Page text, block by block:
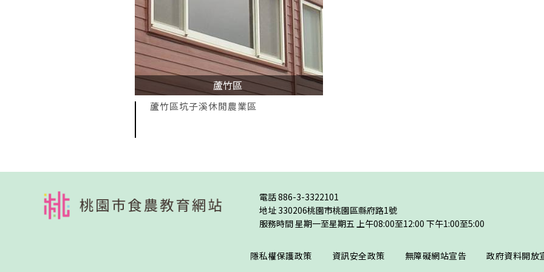
蘆竹區
蘆竹區坑子溪休閒農業區
電話886-3-3322101
地址330206桃園市桃園區縣府路1號
服務時間 星期一至星期五 上午08:00至12:00 下午1:00至5:00
隱私權保護政策 資訊安全政策 無障礙網站宣告 政府資料開放